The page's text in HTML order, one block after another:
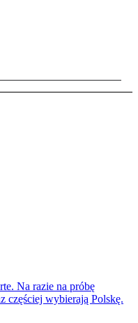
Na razie na próbę
częściej wybierają Polskę.